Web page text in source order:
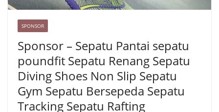
SPONSOR
Sponsor – Sepatu Pantai sepatu
poundfit Sepatu Renang Sepatu
Diving Shoes Non Slip Sepatu
Gym Sepatu Bersepeda Sepatu
Tracking Sepatu Rafting